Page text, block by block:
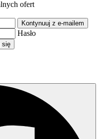
ofert
Kontynuuj z e-mailem
Hasło
się